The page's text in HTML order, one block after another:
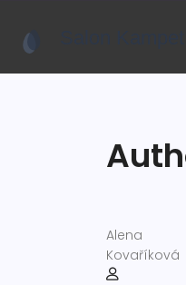
Alena
Kovaříková